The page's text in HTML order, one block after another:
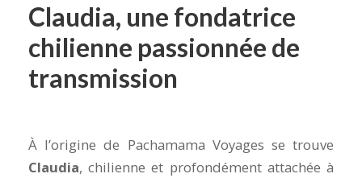
Claudia, une fondatrice
chilienne passionnée de
transmission
À l’origine de Pachamama Voyages se trouve
Claudia, chilienne et profondément attachée à